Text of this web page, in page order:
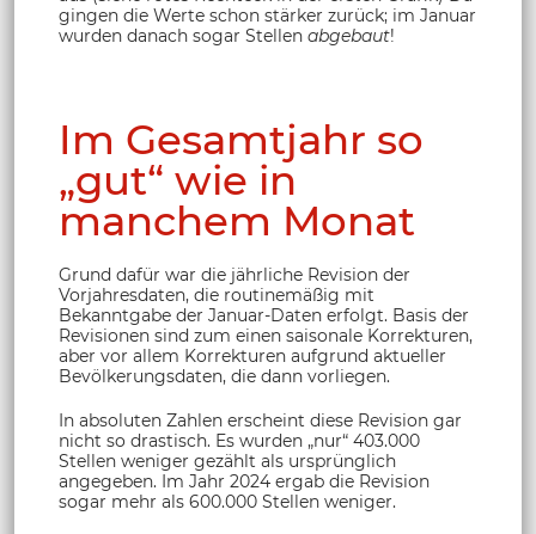
gingen die Werte schon stärker zurück; im Januar
wurden danach sogar Stellen abgebaut!
Im Gesamtjahr so
„gut“ wie in
manchem Monat
Grund dafür war die jährliche Revision der
Vorjahresdaten, die routinemäßig mit
Bekanntgabe der Januar-Daten erfolgt. Basis der
Revisionen sind zum einen saisonale Korrekturen,
aber vor allem Korrekturen aufgrund aktueller
Bevölkerungsdaten, die dann vorliegen.
In absoluten Zahlen erscheint diese Revision gar
nicht so drastisch. Es wurden „nur“ 403.000
Stellen weniger gezählt als ursprünglich
angegeben. Im Jahr 2024 ergab die Revision
sogar mehr als 600.000 Stellen weniger.